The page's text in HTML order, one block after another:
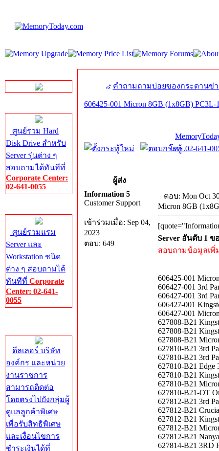
ศูนย์รวม Hard
Disk Drive สำหรับ
Server รุ่นต่าง ๆ
สอบถามได้ทันทีที่
Corporate Center:
02-641-0055
ศูนย์รวมแรม
Server และ
Workstation ชนิด
ต่าง ๆ สอบถามได้
ทันทีที่ Corporate
Center: 02-641-
0055
ดีลเลอร์ บริษัท
องค์กร และหน่วย
งานราชการ
สามารถติดต่อ
โดยตรงไปยังกลุ่มผู้
ดูแลลูกค้าพิเศษ
เพื่อรับสิทธิพิเศษ
และเงื่อนไขการ
ชำระเงินได้ที่
คำถามถามบ่อยของกระดานข่
606425-001 Micron 8GB (1x8GB) PC3L-
โทร.02-641-
ผู้ส่ง
Information 5
Customer Support
เข้าร่วมเมื่อ: Sep 04,
2023
ตอบ: 649
ตอบ: Mon Oct
Micron 8GB
Server อันดับ 1 ข
สอบถามข้อมูลเพิ่
606425-001
606427-001 3rd
606427-001 3rd
606427-001
606427-001
627808-B21
627808-B21
627808-B21
627810-B21 3rd
627810-B21 3rd
627810-B21 Edge
627810-B21
627810-B21
627810-B21-OT
627812-B21 3rd
627812-B21
627812-B21
627812-B21
627812-B21
627814-B21 3RD